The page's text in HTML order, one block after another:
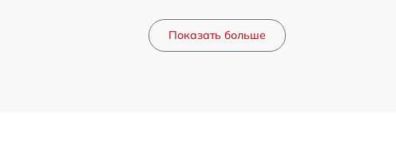
Показать больше